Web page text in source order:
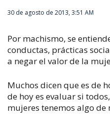
30 de agosto de 2013, 3:51 AM
Por machismo, se
conductas, prácticas
a negar el valor de la
Muchos dicen que es de
de hoy es evaluar si
mujeres tenemos algo de